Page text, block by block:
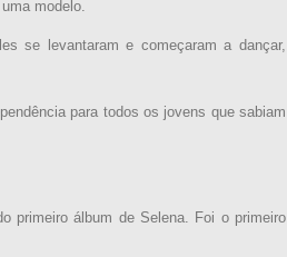
modelo.
se levantaram e começaram a dançar,
para todos os jovens que sabiam
primeiro álbum de Selena. Foi o primeiro